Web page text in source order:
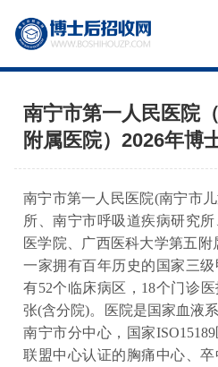
南宁市第一人民医院
附属医院）2026年博
南宁市第一人民医院(南宁市
所、南宁市呼吸道疾病研究
医学院、广西医科大学第五附
一家拥有百年历史的国家三
有52个临床病区，18个门诊
张(含分院)。医院是国家血液
南宁市分中心，国家
联盟中心认证的胸痛中心、